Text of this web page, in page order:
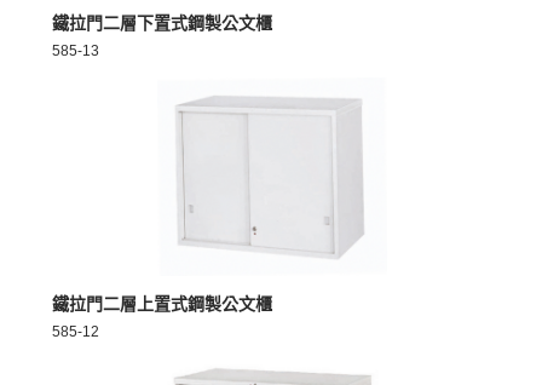
MORE >
鐵拉門二層下置式鋼製公文櫃
585-13
MORE >
鐵拉門二層上置式鋼製公文櫃
585-12